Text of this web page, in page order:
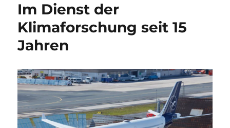
Im Dienst der
Klimaforschung seit 15
Jahren